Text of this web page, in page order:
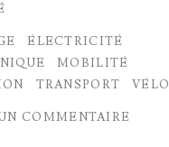
ÉLECTRICITÉ
MOBILITÉ
TRANSPORT VÉLO
COMMENTAIRE